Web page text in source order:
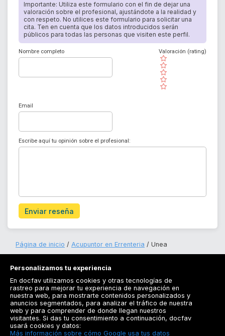
Importante: Utiliza este formulario con el fin de dejar una
valoración sobre el profesional, ajustándote a la realidad y
con respeto. No utilices este formulario para solicitar una
cita. Ten en cuenta que los datos introducidos serán
públicos para todas las personas que visiten este perfil.
Nombre completo
( )
( )
( )
( )
( )
Valoración (rating)
Email
Escribe aquí tu opinión sobre el profesional:
Enviar reseña
Página de inicio Acupuntor en Errenteria Unea
Registrarse
Docfav
Personalizamos tu experiencia
En docfav utilizamos cookies y otras tecnologías de
rastreo para mejorar tu experiencia de navegación en
nuestra web, para mostrarte contenidos personalizados y
anuncios segmentados, para analizar el tráfico de nuestra
web y para comprender de donde llegan nuestros
visitantes. Si das tu consentimiento a continuación, docfav
usará cookies y datos:
Más información sobre cómo Google usa tus datos